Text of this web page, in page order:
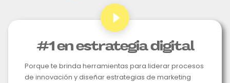
#1 en estrategia digital
Porque te brinda herramientas para liderar procesos
de innovación y diseñar estrategias de marketing